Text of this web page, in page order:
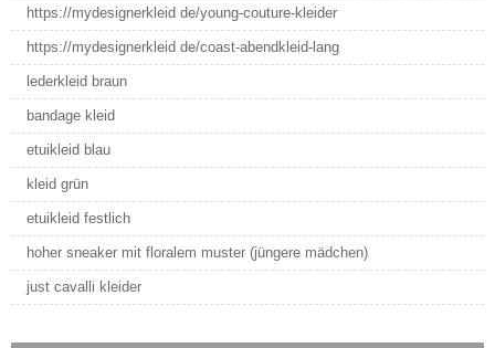
https://mydesignerkleid de/young-couture-kleider
https://mydesignerkleid de/coast-abendkleid-lang
lederkleid braun
bandage kleid
etuikleid blau
kleid grün
etuikleid festlich
hoher sneaker mit floralem muster (jüngere mädchen)
just cavalli kleider